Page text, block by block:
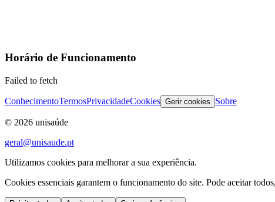
Horário de Funcionamento
Failed to fetch
ConhecimentoTermosPrivacidadeCookies Gerir cookies Sobre
© 2026 unisaúde
geral@unisaude.pt
Utilizamos cookies para melhorar a sua experiência.
Cookies essenciais garantem o funcionamento do site. Pode aceitar